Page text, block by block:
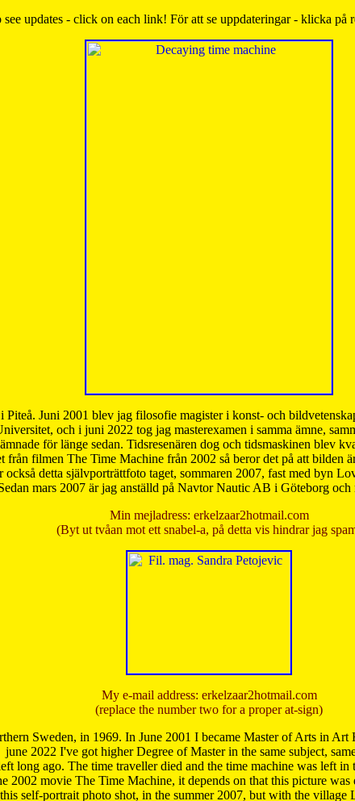
see updates - click on each link! För att se uppdateringar - klicka på
Juni 2001 blev jag filosofie magister i konst- och
och i juni 2022 tog jag masterexamen i samma ämne,
för länge sedan. Tidsresenären dog och tidsmaskinen blev
från filmen The Time Machine från 2002 så beror det på att bilden
också detta självporträttfoto taget, sommaren 2007, fast med byn
mars 2007 är jag anställd på Navtor Nautic AB i Göteborg och
Min mejladress: erkelzaar2hotmail.com
(Byt ut tvåan mot ett snabel-a, på detta vis hindrar jag
My e-mail address: erkelzaar2hotmail.com
(replace the number two for a proper at-sign)
Sweden, in 1969. In June 2001 I became Master of Arts in
june 2022 I've got higher Degree of Master in the same subject,
long ago. The time traveller died and the time machine was left
2002 movie The Time Machine, it depends on that this picture
self-portrait photo shot, in the summer 2007, but with the village